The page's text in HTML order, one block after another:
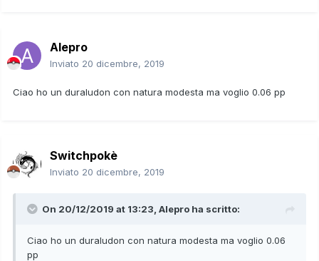
Alepro
Inviato 20 dicembre, 2019
Ciao ho un duraludon con natura modesta ma voglio 0.06 pp
Switchpokè
Inviato 20 dicembre, 2019
On 20/12/2019 at 13:23, Alepro ha scritto:
Ciao ho un duraludon con natura modesta ma voglio 0.06
pp